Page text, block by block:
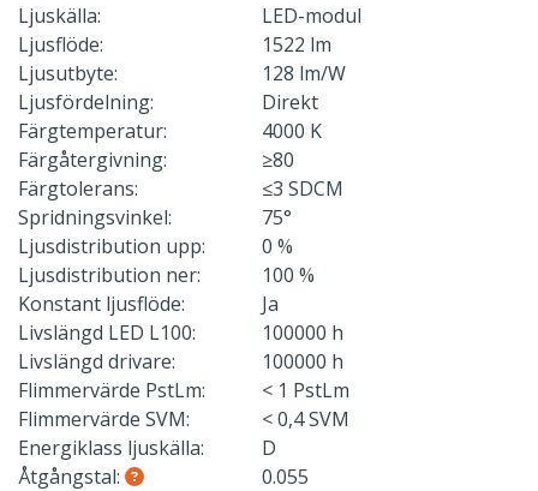
Ljuskälla:
LED-modul
Ljusflöde:
1522 lm
Ljusutbyte:
128 lm/W
Ljusfördelning:
Direkt
Färgtemperatur:
4000 K
Färgåtergivning:
≥80
Färgtolerans:
≤3 SDCM
Spridningsvinkel:
75°
Ljusdistribution upp:
0 %
Ljusdistribution ner:
100 %
Konstant ljusflöde:
Ja
Livslängd LED L100:
100000 h
Livslängd drivare:
100000 h
Flimmervärde PstLm:
< 1 PstLm
Flimmervärde SVM:
< 0,4 SVM
Energiklass ljuskälla:
D
Åtgångstal:
0.055